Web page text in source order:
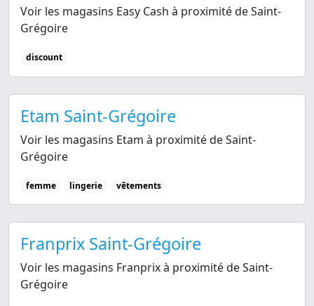
Voir les magasins Easy Cash à proximité de Saint-
Grégoire
discount
Etam Saint-Grégoire
Voir les magasins Etam à proximité de Saint-
Grégoire
femme lingerie vêtements
Franprix Saint-Grégoire
Voir les magasins Franprix à proximité de Saint-
Grégoire